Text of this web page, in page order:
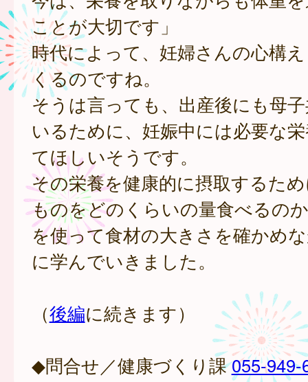
ことが大切です」
時代によって、妊婦さんの心構
くるのですね。
そうは言っても、出産後にも母
いるために、妊娠中には必要な
てほしいそうです。
その栄養を健康的に摂取するた
ものをどのくらいの量食べるの
を使って食材の大きさを確かめ
に学んでいきました。
（後編に続きます）
◆問合せ／健康づくり課055-949-